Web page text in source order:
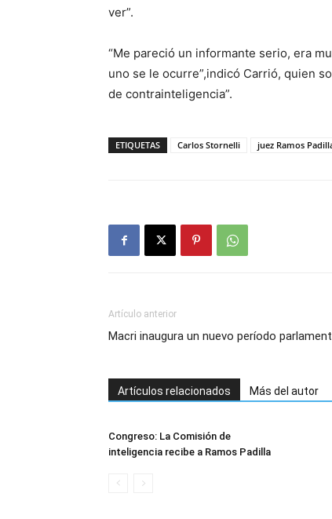
ver”.
“Me pareció un informante serio, era
uno se le ocurre”,indicó Carrió, quien
de contrainteligencia”.
ETIQUETAS Carlos Stornelli juez Ramos
Artículo anterior
Macri inaugura un nuevo período
Artículos relacionados Más del autor
Congreso: La Comisión de
inteligencia recibe a Ramos Padilla